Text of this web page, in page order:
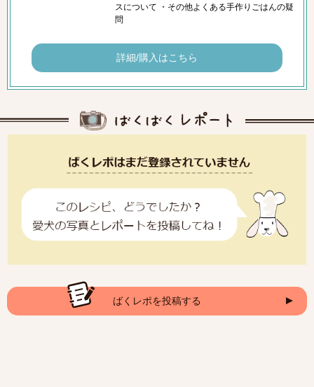
スについて ・その他よくある手作りごはんの疑
問
詳細/購入はこちら
ばくレポを投稿する